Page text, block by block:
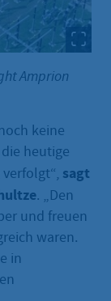
Amprion
keine
heutige
sagt
. „Den
und freuen
waren.
in